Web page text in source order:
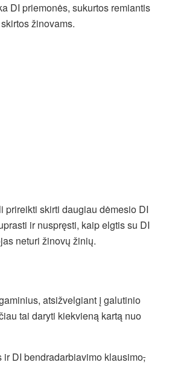
DI priemonės, sukurtos remiantis
žinovams.
prireikti skirti daugiau dėmesio DI
ir nuspręsti, kaip elgtis su DI
neturi žinovų žinių.
atsižvelgiant į galutinio
tai daryti kiekvieną kartą nuo
ir DI bendradarbiavimo klausimo,